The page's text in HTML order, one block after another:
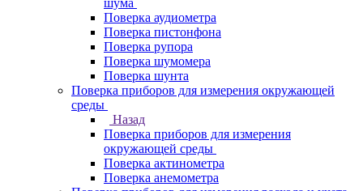
шума
Поверка аудиометра
Поверка пистонфона
Поверка рупора
Поверка шумомера
Поверка шунта
Поверка приборов для измерения окружающей
среды
Назад
Поверка приборов для измерения
окружающей среды
Поверка актинометра
Поверка анемометра